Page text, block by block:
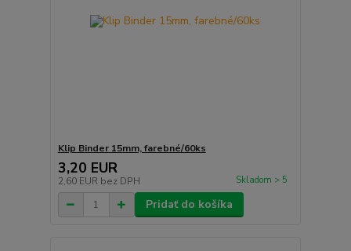
Klip Binder 15mm, farebné/60ks
3,20 EUR
2,60 EUR bez DPH Skladom > 5
Pridať do košíka